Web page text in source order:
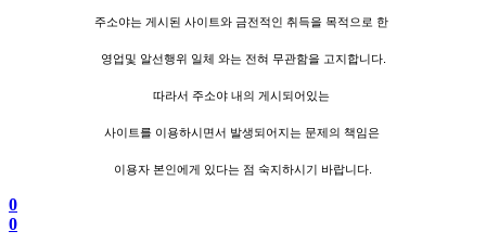
주소야는 게시된 사이트와 금전적인 취득을 목적으로 한
영업및 알선행위 일체 와는 전혀 무관함을 고지합니다.
따라서 주소야 내의 게시되어있는
사이트를 이용하시면서 발생되어지는 문제의 책임은
이용자 본인에게 있다는 점 숙지하시기 바랍니다.
0
0